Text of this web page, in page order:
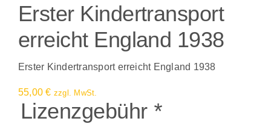
Erster Kindertransport
erreicht England 1938
Erster Kindertransport erreicht England 1938
55,00€ zzgl. MwSt.
Lizenzgebühr *